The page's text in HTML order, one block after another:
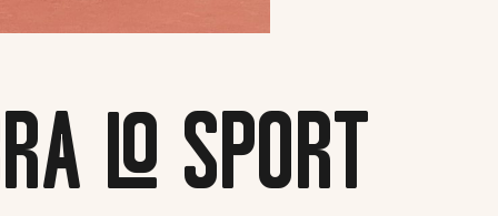
LO SPORT